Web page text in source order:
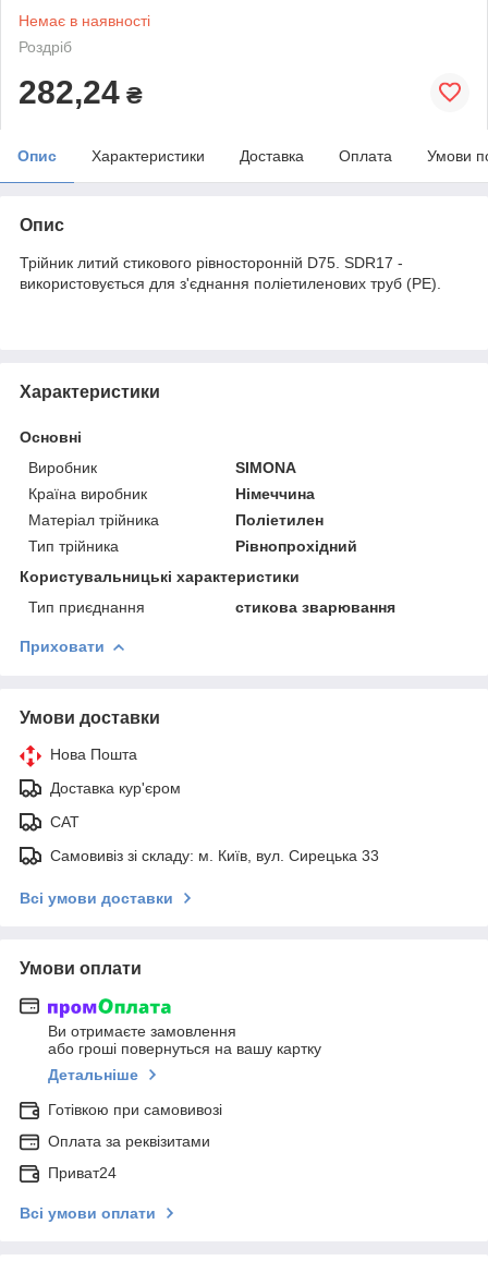
Немає в наявності
Роздріб
282,24 ₴
Опис Характеристики Доставка Оплата Умови
Опис
Трійник литий стикового рівносторонній D75. SDR17 -
використовується для з'єднання поліетиленових труб (PE).
Характеристики
Основні
Виробник
SIMONA
Країна виробник
Німеччина
Матеріал трійника
Поліетилен
Тип трійника
Рівнопрохідний
Користувальницькі характеристики
Тип приєднання
стикова зварювання
Приховати
Умови доставки
Нова Пошта
Доставка кур'єром
САТ
Самовивіз зі складу: м. Київ, вул. Сирецька 33
Всі умови доставки
Умови оплати
Ви отримаєте замовлення
або гроші повернуться на вашу картку
Детальніше
Готівкою при самовивозі
Оплата за реквізитами
Приват24
Всі умови оплати